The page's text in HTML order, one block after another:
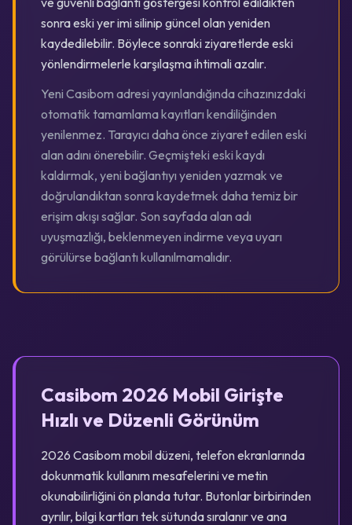
sonra eski yer imi silinip güncel olan yeniden
kaydedilebilir. Böylece sonraki ziyaretlerde eski
yönlendirmelerle karşılaşma ihtimali azalır.
Yeni Casibom adresi yayınlandığında cihazınızdaki
otomatik tamamlama kayıtları kendiliğinden
yenilenmez. Tarayıcı daha önce ziyaret edilen eski
alan adını önerebilir. Geçmişteki eski kaydı
kaldırmak, yeni bağlantıyı yeniden yazmak ve
doğrulandıktan sonra kaydetmek daha temiz bir
erişim akışı sağlar. Son sayfada alan adı
uyuşmazlığı, beklenmeyen indirme veya uyarı
görülürse bağlantı kullanılmamalıdır.
Casibom 2026 Mobil Girişte
Hızlı ve Düzenli Görünüm
2026 Casibom mobil düzeni, telefon ekranlarında
dokunmatik kullanım mesafelerini ve metin
okunabilirliğini ön planda tutar. Butonlar birbirinden
ayrılır, bilgi kartları tek sütunda sıralanır ve ana